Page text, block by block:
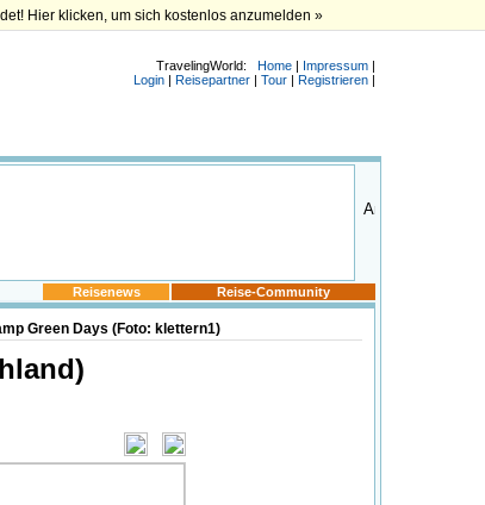
Hier klicken, um sich kostenlos anzumelden »
TravelingWorld: Home | Impressum |
Login | Reisepartner | Tour | Registrieren |
Reisenews Reise-Community
Green Days (Foto: klettern1)